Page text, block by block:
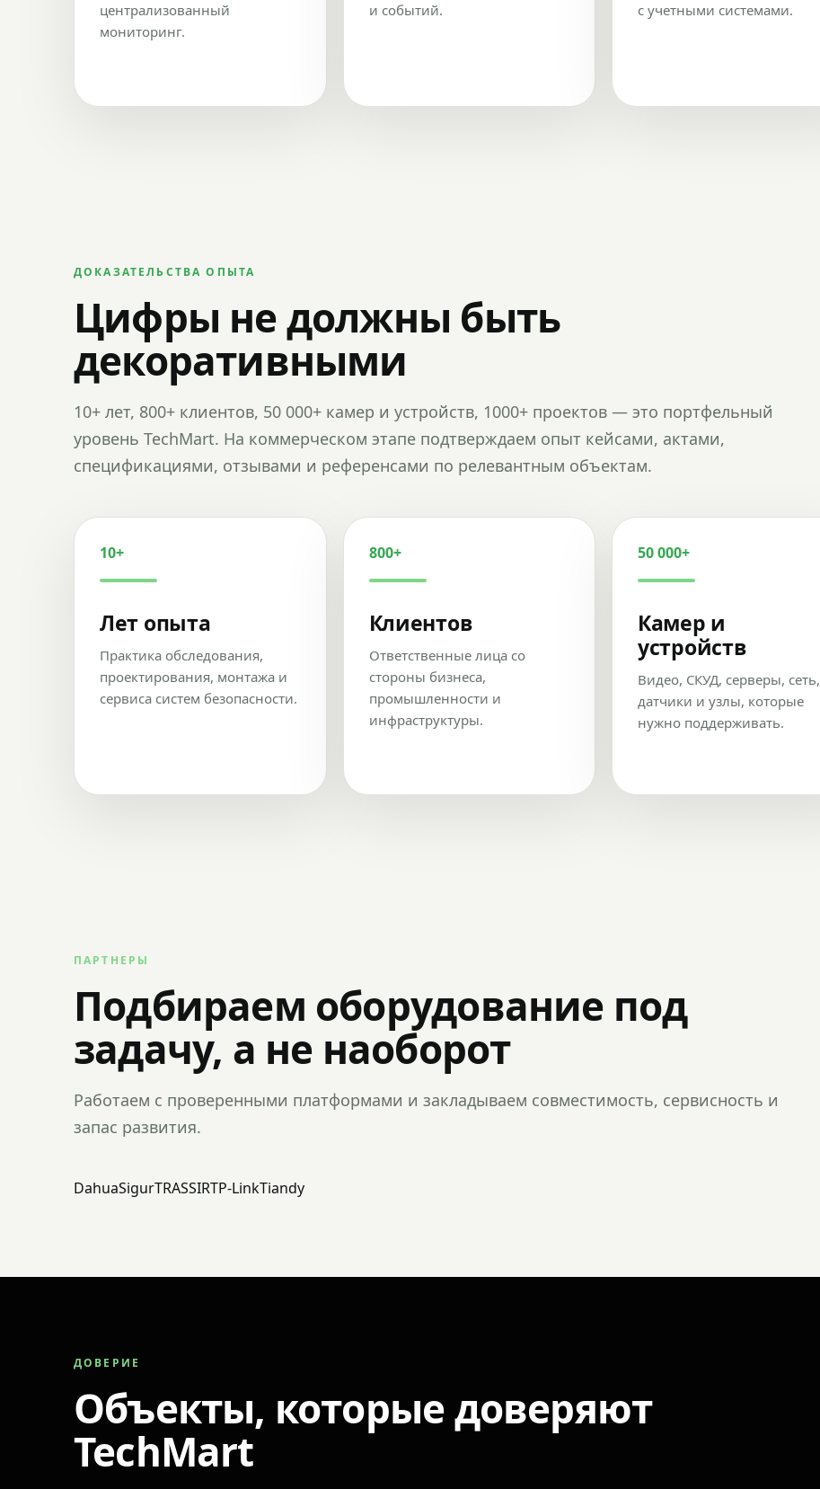
централизованный
мониторинг.
и событий.
с учетными системами.
ДОКАЗАТЕЛЬСТВА ОПЫТА
Цифры не должны быть
декоративными
10+ лет, 800+ клиентов, 50 000+ камер и устройств, 1000+ проектов — это портфельный
уровень TechMart. На коммерческом этапе подтверждаем опыт кейсами, актами,
спецификациями, отзывами и референсами по релевантным объектам.
10+
Лет опыта
Практика обследования,
проектирования, монтажа и
сервиса систем безопасности.
800+
Клиентов
Ответственные лица со
стороны бизнеса,
промышленности и
инфраструктуры.
50 000+
Камер и
устройств
Видео, СКУД, серверы, сеть,
датчики и узлы, которые
нужно поддерживать.
ПАРТНЕРЫ
Подбираем оборудование под
задачу, а не наоборот
Работаем с проверенными платформами и закладываем совместимость, сервисность и
запас развития.
DahuaSigurTRASSIRTP-LinkTiandy
ДОВЕРИЕ
Объекты, которые доверяют
TechMart